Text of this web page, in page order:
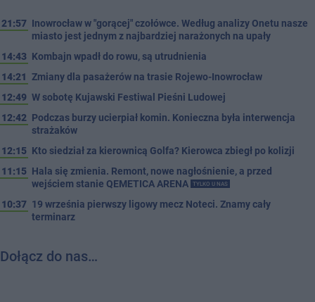
21:57 Inowrocław w "gorącej" czołówce. Według analizy Onetu nasze
miasto jest jednym z najbardziej narażonych na upały
14:43 Kombajn wpadł do rowu, są utrudnienia
14:21 Zmiany dla pasażerów na trasie Rojewo-Inowrocław
12:49 W sobotę Kujawski Festiwal Pieśni Ludowej
12:42 Podczas burzy ucierpiał komin. Konieczna była interwencja
strażaków
12:15 Kto siedział za kierownicą Golfa? Kierowca zbiegł po kolizji
11:15 Hala się zmienia. Remont, nowe nagłośnienie, a przed
wejściem stanie QEMETICA ARENA
TYLKO U NAS
10:37 19 września pierwszy ligowy mecz Noteci. Znamy cały
terminarz
Dołącz do nas…